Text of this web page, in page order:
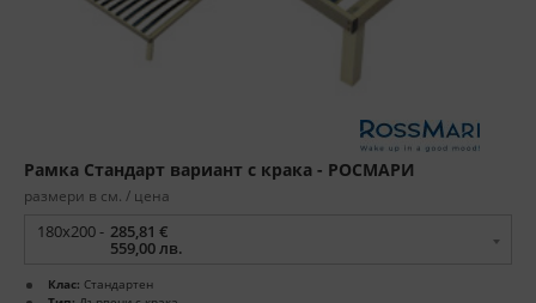
Рамка Стандарт вариант с крака - РОСМАРИ
размери в см. / цена
180x200 - 285,81 €
559,00 лв.
Клас: Стандартен